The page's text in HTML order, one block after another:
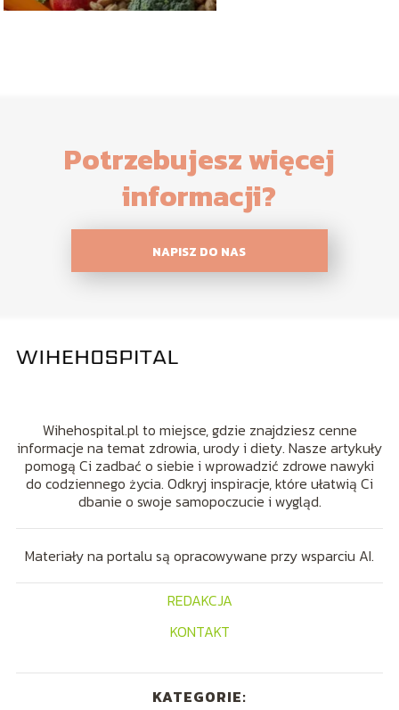
Potrzebujesz więcej
informacji?
NAPISZ DO NAS
Wihehospital.pl to miejsce, gdzie znajdziesz cenne
informacje na temat zdrowia, urody i diety. Nasze artykuły
pomogą Ci zadbać o siebie i wprowadzić zdrowe nawyki
do codziennego życia. Odkryj inspiracje, które ułatwią Ci
dbanie o swoje samopoczucie i wygląd.
Materiały na portalu są opracowywane przy wsparciu AI.
REDAKCJA
KONTAKT
KATEGORIE: